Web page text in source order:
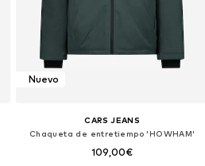
Nuevo
CARS JEANS
Chaqueta de entretiempo 'HOWHAM'
109,00€